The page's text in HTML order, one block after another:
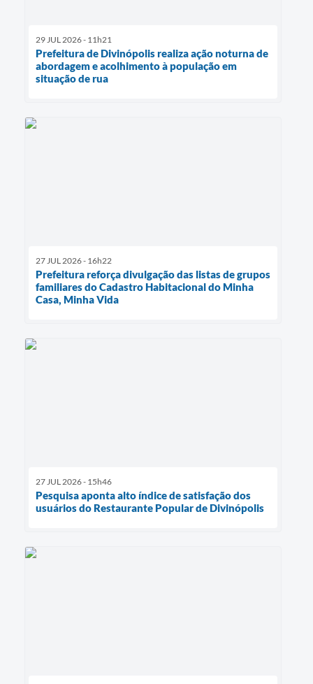
29 JUL 2026 - 11h21
Prefeitura de Divinópolis realiza ação noturna de
abordagem e acolhimento à população em
situação de rua
27 JUL 2026 - 16h22
Prefeitura reforça divulgação das listas de grupos
familiares do Cadastro Habitacional do Minha
Casa, Minha Vida
27 JUL 2026 - 15h46
Pesquisa aponta alto índice de satisfação dos
usuários do Restaurante Popular de Divinópolis